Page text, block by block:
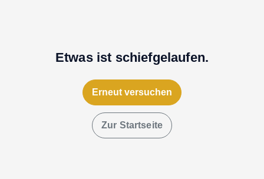
Etwas ist schiefgelaufen.
Erneut versuchen
Zur Startseite